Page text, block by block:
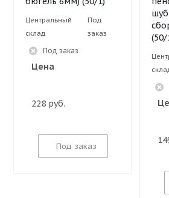
Центральный
склад
Под
заказ
Под заказ
Цена
228 руб.
Под заказ
(50/